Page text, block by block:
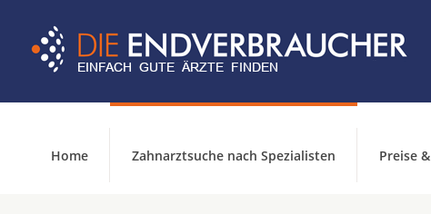
Home Zahnarztsuche nach Spezialisten Preise